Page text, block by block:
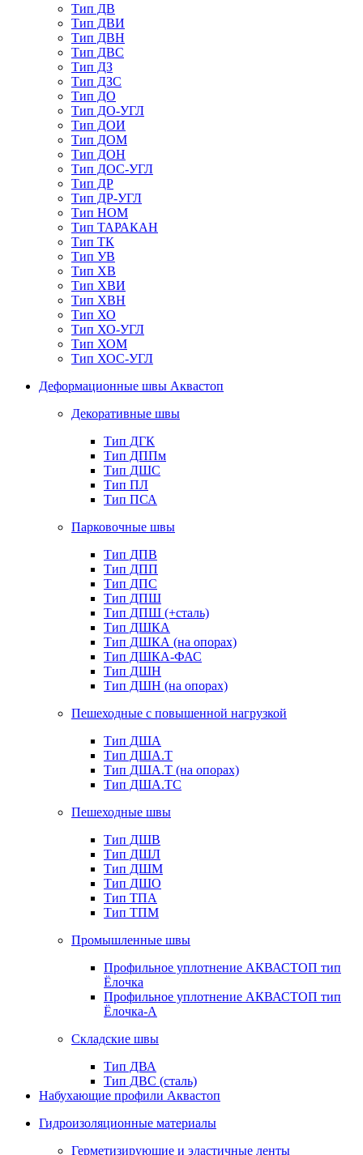
Тип ДВ
Тип ДВИ
Тип ДВН
Тип ДВС
Тип ДЗ
Тип ДЗС
Тип ДО
Тип ДО-УГЛ
Тип ДОИ
Тип ДОМ
Тип ДОН
Тип ДОС-УГЛ
Тип ДР
Тип ДР-УГЛ
Тип НОМ
Тип ТАРАКАН
Тип ТК
Тип УВ
Тип ХВ
Тип ХВИ
Тип ХВН
Тип ХО
Тип ХО-УГЛ
Тип ХОМ
Тип ХОС-УГЛ
Деформационные швы Аквастоп
Декоративные швы
Тип ДГК
Тип ДППм
Тип ДШС
Тип ПЛ
Тип ПСА
Парковочные швы
Тип ДПВ
Тип ДПП
Тип ДПС
Тип ДПШ
Тип ДПШ (+сталь)
Тип ДШКА
Тип ДШКА (на опорах)
Тип ДШКА-ФАС
Тип ДШН
Тип ДШН (на опорах)
Пешеходные с повышенной нагрузкой
Тип ДША
Тип ДША.Т
Тип ДША.Т (на опорах)
Тип ДША.ТС
Пешеходные швы
Тип ДШВ
Тип ДШЛ
Тип ДШМ
Тип ДШО
Тип ТПА
Тип ТПМ
Промышленные швы
Профильное уплотнение АКВАСТОП тип
Ёлочка
Профильное уплотнение АКВАСТОП тип
Ёлочка-А
Складские швы
Тип ДВА
Тип ДВС (сталь)
Набухающие профили Аквастоп
Гидроизоляционные материалы
Герметизирующие и эластичные ленты